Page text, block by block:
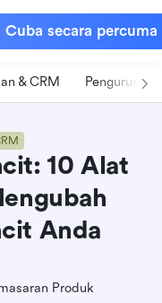
Cuba secara percuma
& CRM Pengurusan
10 Alat
Anda
Produk